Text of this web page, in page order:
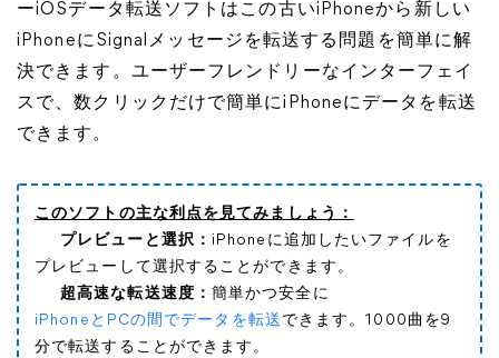
ーiOSデータ転送ソフトはこの古いiPhoneから新しい
iPhoneにSignalメッセージを転送する問題を簡単に解
決できます。ユーザーフレンドリーなインターフェイ
スで、数クリックだけで簡単にiPhoneにデータを転送
できます。
このソフトの主な利点を見てみましょう：
プレビューと選択： iPhoneに追加したいファイルを
プレビューして選択することができます。
超高速な転送速度： 簡単かつ安全に
iPhoneとPCの間でデータを転送 できます。1000曲を9
分で転送することができます。